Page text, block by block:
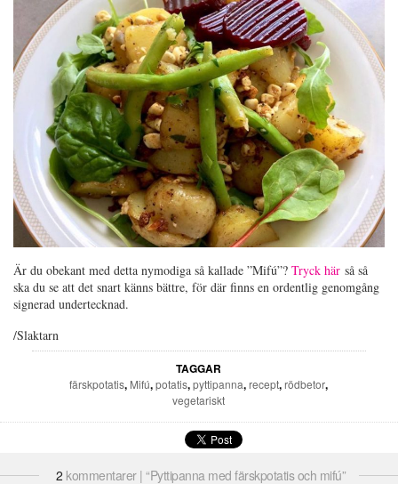
Är du obekant med detta nymodiga så kallade ”Mifú”? Tryck här så så
ska du se att det snart känns bättre, för där finns en ordentlig genomgång
signerad undertecknad.
/Slaktarn
TAGGAR
färskpotatis, Mifú,potatis,pyttipanna,recept,rödbetor,
vegetariskt
2 kommentarer | “Pyttipanna med färskpotatis och mifú”